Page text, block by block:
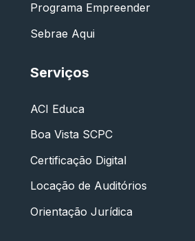
Programa Empreender
Sebrae Aqui
Serviços
ACI Educa
Boa Vista SCPC
Certificação Digital
Locação de Auditórios
Orientação Jurídica